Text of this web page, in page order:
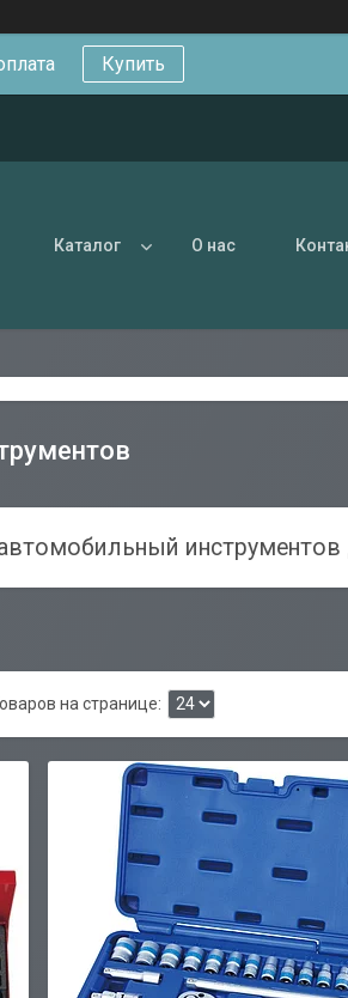
Купить
Каталог О нас
инструментов